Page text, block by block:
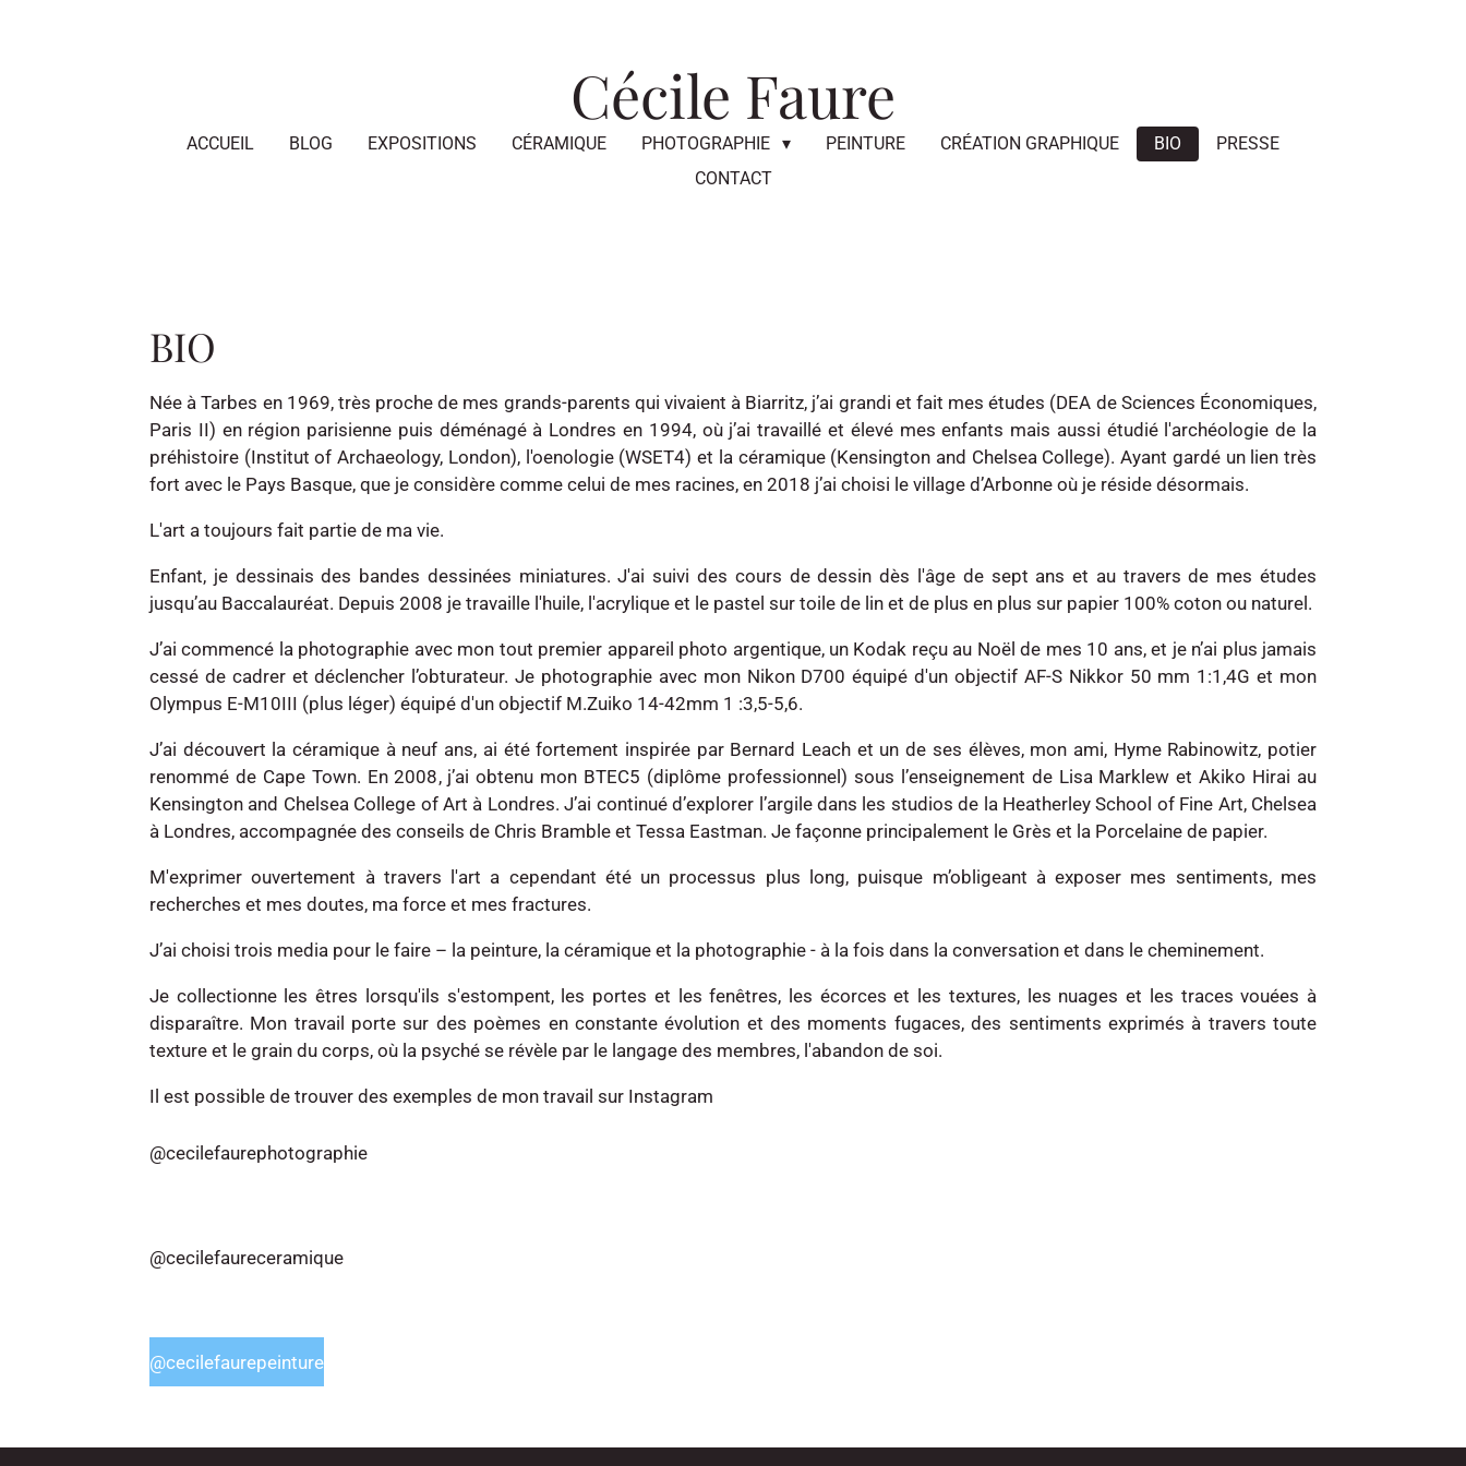
Cécile Faure
ACCUEIL BLOG EXPOSITIONS CÉRAMIQUE PHOTOGRAPHIE PEINTURE CRÉATION GRAPHIQUE BIO
PRESSE
CONTACT
BIO
Née à Tarbes en 1969, très proche de mes grands-parents qui vivaient à Biarritz, j’ai grandi et fait mes études (DEA de Sciences Économiques,
Paris II) en région parisienne puis déménagé à Londres en 1994, où j’ai travaillé et élevé mes enfants mais aussi étudié l'archéologie de la
préhistoire (Institut of Archaeology, London), l'oenologie (WSET4) et la céramique (Kensington and Chelsea College). Ayant gardé un lien très
fort avec le Pays Basque, que je considère comme celui de mes racines, en 2018 j’ai choisi le village d’Arbonne où je réside désormais.
L'art a toujours fait partie de ma vie.
Enfant, je dessinais des bandes dessinées miniatures. J'ai suivi des cours de dessin dès l'âge de sept ans et au travers de mes études
jusqu’au Baccalauréat. Depuis 2008 je travaille l'huile, l'acrylique et le pastel sur toile de lin et de plus en plus sur papier 100% coton ou naturel.
J’ai commencé la photographie avec mon tout premier appareil photo argentique, un Kodak reçu au Noël de mes 10 ans, et je n’ai plus jamais
cessé de cadrer et déclencher l’obturateur. Je photographie avec mon Nikon D700 équipé d'un objectif AF-S Nikkor 50 mm 1:1,4G et mon
Olympus E-M10III (plus léger) équipé d'un objectif M.Zuiko 14-42mm 1 :3,5-5,6.
J’ai découvert la céramique à neuf ans, ai été fortement inspirée par Bernard Leach et un de ses élèves, mon ami, Hyme Rabinowitz, potier
renommé de Cape Town. En 2008, j’ai obtenu mon BTEC5 (diplôme professionnel) sous l’enseignement de Lisa Marklew et Akiko Hirai au
Kensington and Chelsea College of Art à Londres. J’ai continué d’explorer l’argile dans les studios de la Heatherley School of Fine Art, Chelsea
à Londres, accompagnée des conseils de Chris Bramble et Tessa Eastman. Je façonne principalement le Grès et la Porcelaine de papier.
M'exprimer ouvertement à travers l'art a cependant été un processus plus long, puisque m’obligeant à exposer mes sentiments, mes
recherches et mes doutes, ma force et mes fractures.
J’ai choisi trois media pour le faire – la peinture, la céramique et la photographie - à la fois dans la conversation et dans le cheminement.
Je collectionne les êtres lorsqu'ils s'estompent, les portes et les fenêtres, les écorces et les textures, les nuages et les traces vouées à
disparaître. Mon travail porte sur des poèmes en constante évolution et des moments fugaces, des sentiments exprimés à travers toute
texture et le grain du corps, où la psyché se révèle par le langage des membres, l'abandon de soi.
Il est possible de trouver des exemples de mon travail sur Instagram
@cecilefaurephotographie
@cecilefaureceramique
@cecilefaurepeinture